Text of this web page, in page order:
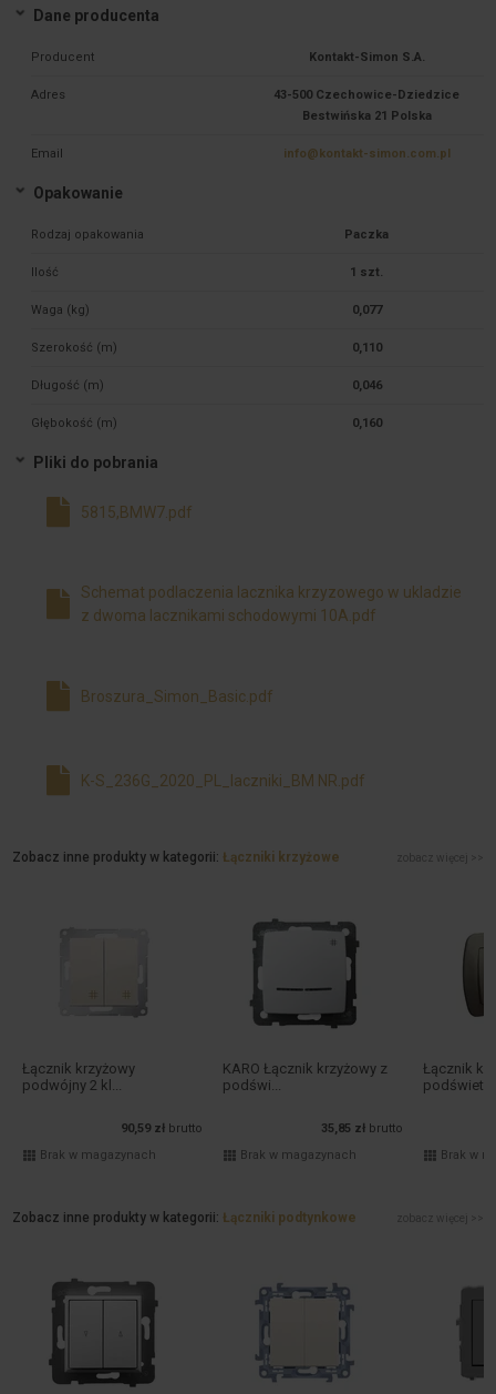
Dane producenta
Producent Kontakt-Simon S.A.
Adres
43-500 Czechowice-Dziedzice
Bestwińska 21 Polska
Email info@kontakt-simon.com.pl
Opakowanie
Rodzaj opakowania Paczka
Ilość 1 szt.
Waga (kg) 0,077
Szerokość (m) 0,110
Długość (m) 0,046
Głębokość (m) 0,160
Pliki do pobrania
5815,BMW7.pdf
Schemat podlaczenia lacznika krzyzowego w ukladzie
z dwoma lacznikami schodowymi 10A.pdf
Broszura_Simon_Basic.pdf
K-S_236G_2020_PL_laczniki_BM NR.pdf
Zobacz inne produkty w kategorii: Łączniki krzyżowe zobacz więcej >>
Łącznik krzyżowy
podwójny 2 kl...
90,59 zł
brutto
Brak w magazynach
KARO Łącznik krzyżowy z
podświ...
35,85 zł
brutto
Brak w magazynach
Łącznik
Brak w
Zobacz inne produkty w kategorii: Łączniki podtynkowe zobacz więcej >>